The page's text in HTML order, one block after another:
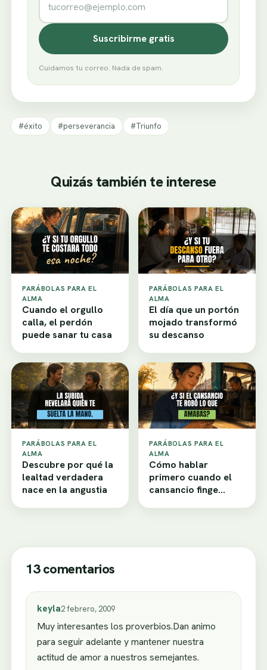
Suscribirme gratis
Cuidamos tu correo. Nada de spam.
#éxito #perseverancia #Triunfo
Quizás también te interese
PARÁBOLAS PARA EL
ALMA
Cuando el orgullo
calla, el perdón
puede sanar tu casa
PARÁBOLAS PARA EL
ALMA
El día que un portón
mojado transformó
su descanso
PARÁBOLAS PARA EL
ALMA
Descubre por qué la
lealtad verdadera
nace en la angustia
PARÁBOLAS PARA EL
ALMA
Cómo hablar
primero cuando el
cansancio finge
13 comentarios
keyla2 febrero, 2009
Muy interesantes los proverbios.Dan animo
para seguir adelante y mantener nuestra
actitud de amor a nuestros semejantes.